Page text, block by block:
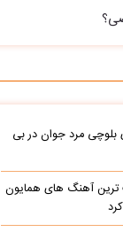
مرد جوان در بی
آهنگ های همایون